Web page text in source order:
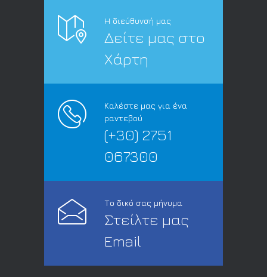
Η διεύθυνσή μας
Δείτε μας στο
Χάρτη
Καλέστε μας για ένα
ραντεβού
(+30) 2751
067300
Το δικό σας μήνυμα
Στείλτε μας
Email